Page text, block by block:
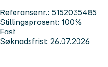
Referansenr.: 5152035485
Stillingsprosent: 100%
Fast
Søknadsfrist: 26.07.2026